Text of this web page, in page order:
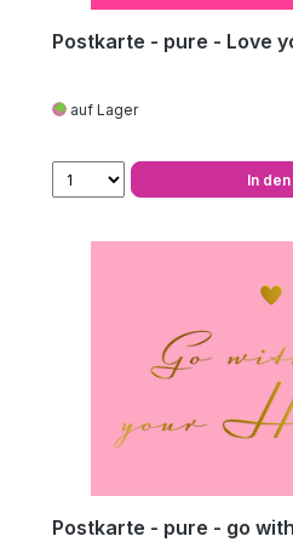
Postkarte - pure - Love
auf Lager
In
Postkarte - pure - go